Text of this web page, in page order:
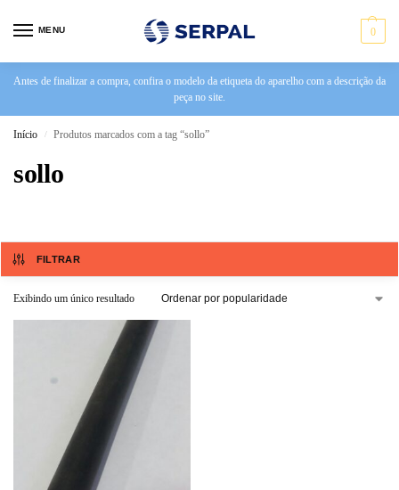
MENU 0
Antes de finalizar a compra, confira o modelo da etiqueta do aparelho com a descrição da
peça no site.
Início / Produtos marcados com a tag “sollo”
sollo
FILTRAR
Exibindo um único resultado